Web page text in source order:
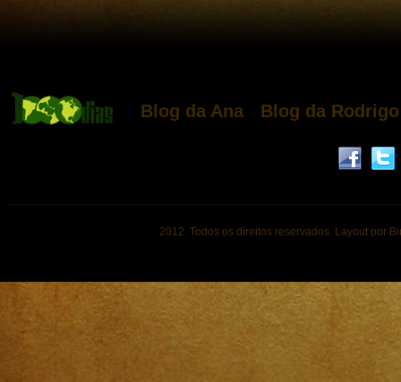
Blog da Ana Blog da Rodrigo
2012. Todos os direitos reservados. Layout por